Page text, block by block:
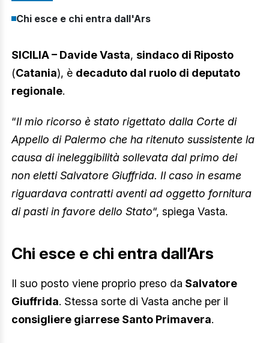
Chi esce e chi entra dall'Ars
SICILIA – Davide Vasta, sindaco di Riposto
(Catania), è decaduto dal ruolo di deputato
regionale.
“Il mio ricorso è stato rigettato dalla Corte di
Appello di Palermo che ha ritenuto sussistente la
causa di ineleggibilità sollevata dal primo dei
non eletti Salvatore Giuffrida. Il caso in esame
riguardava contratti aventi ad oggetto fornitura
di pasti in favore dello Stato“, spiega Vasta.
Chi esce e chi entra dall’Ars
Il suo posto viene proprio preso da Salvatore
Giuffrida. Stessa sorte di Vasta anche per il
consigliere giarrese Santo Primavera.